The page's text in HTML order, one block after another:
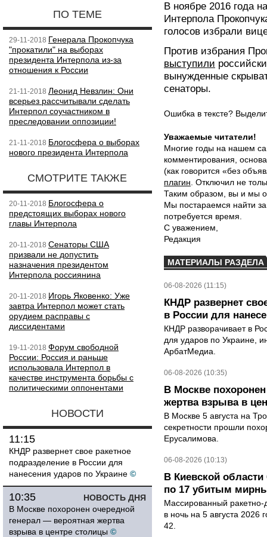
ПО ТЕМЕ
29-11-2018 Генерала Прокопчука
"прокатили" на выборах
президента Интерпола из-за
отношения к России
21-11-2018 Леонид Невзлин: Они
всерьез рассчитывали сделать
Интерпол соучастником в
преследовании оппозиции!
21-11-2018 Блогосфера о выборах
нового президента Интерпола
СМОТРИТЕ ТАКЖЕ
20-11-2018 Блогосфера о
предстоящих выборах нового
главы Интерпола
20-11-2018 Сенаторы США
призвали не допустить
назначения президентом
Интерпола россиянина
20-11-2018 Игорь Яковенко: Уже
завтра Интерпол может стать
орудием расправы с
диссидентами
19-11-2018 Форум свободной
России: Россия и раньше
использовала Интерпол в
качестве инструмента борьбы с
политическими оппонентами
НОВОСТИ
11:15
КНДР развернет свое ракетное
подразделение в России для
нанесения ударов по Украине ©
НОВОСТЬ ДНЯ
10:35
В Москве похоронен очередной
генерал — вероятная жертва
взрыва в центре столицы ©
В ноябре 2016 года
Интерпола
голосов избрали
Против избрания
выступили
вынужденные
сенаторы.
Ошибка в тексте?
Уважаемые читатели!
Многие годы на нашем
комментирования,
(как говорится «без
плагин . Отключил не
Таким образом, вы и мы
Мы постараемся найти
потребуется время.
С уважением,
Редакция
МАТЕРИАЛЫ РАЗДЕЛА
06-08-2026 (11:15)
КНДР развернет
в России для
КНДР разворачивает в
для ударов по Украине,
АрбатМедиа.
06-08-2026 (10:35)
В Москве
жертва взрыва в
В Москве 5 августа на
секретности прошли
Ерусалимова.
06-08-2026 (10:13)
В Киевской
по 17 убитым
Массированный ракетно-
в ночь на 5 августа 2026
42.